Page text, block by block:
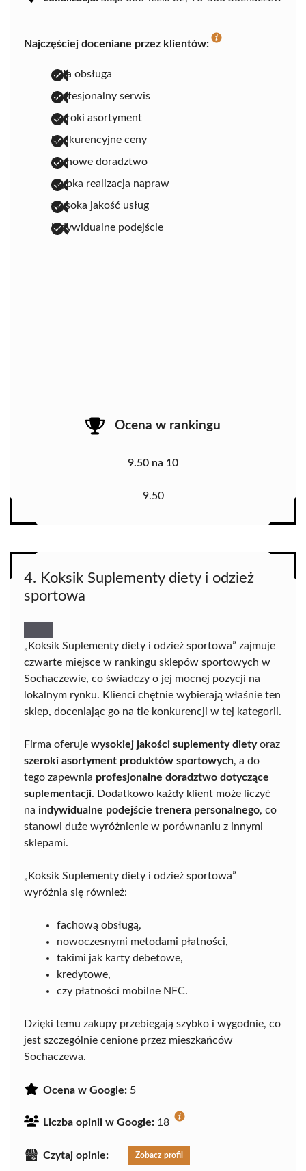
Najczęściej doceniane przez klientów:
miła obsługa
profesjonalny serwis
szeroki asortyment
konkurencyjne ceny
fachowe doradztwo
szybka realizacja napraw
wysoka jakość usług
indywidualne podejście
Ocena w rankingu
9.50 na 10
9.50
4. Koksik Suplementy diety i odzież
sportowa
„Koksik Suplementy diety i odzież sportowa” zajmuje
czwarte miejsce w rankingu sklepów sportowych w
Sochaczewie, co świadczy o jej mocnej pozycji na
lokalnym rynku. Klienci chętnie wybierają właśnie ten
sklep, doceniając go na tle konkurencji w tej kategorii.
Firma oferuje wysokiej jakości suplementy dietyoraz
szeroki asortyment produktów sportowych, a do
tego zapewnia profesjonalne doradztwo dotyczące
suplementacji. Dodatkowo każdy klient może liczyć
na indywidualne podejście trenera personalnego, co
stanowi duże wyróżnienie w porównaniu z innymi
sklepami.
„Koksik Suplementy diety i odzież sportowa”
wyróżnia się również:
fachową obsługą,
nowoczesnymi metodami płatności,
takimi jak karty debetowe,
kredytowe,
czy płatności mobilne NFC.
Dzięki temu zakupy przebiegają szybko i wygodnie, co
jest szczególnie cenione przez mieszkańców
Sochaczewa.
Ocena w Google: 5
Liczba opinii w Google: 18
Czytaj opinie: Zobacz profil